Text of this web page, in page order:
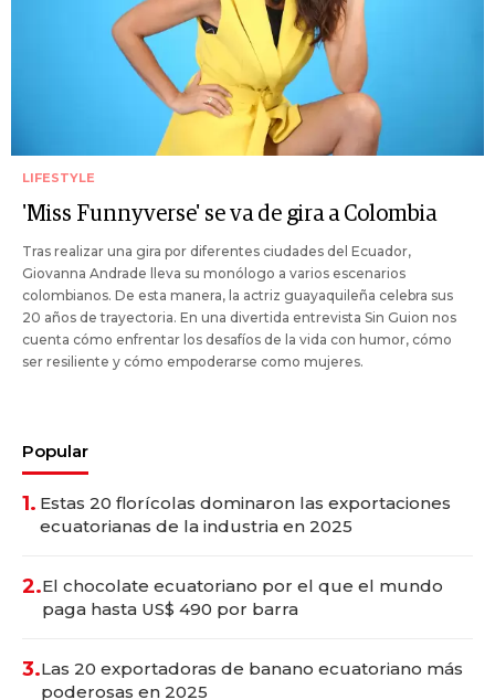
LIFESTYLE
'Miss Funnyverse' se va de gira a Colombia
Tras realizar una gira por diferentes ciudades del Ecuador,
Giovanna Andrade lleva su monólogo a varios escenarios
colombianos. De esta manera, la actriz guayaquileña celebra sus
20 años de trayectoria. En una divertida entrevista Sin Guion nos
cuenta cómo enfrentar los desafíos de la vida con humor, cómo
ser resiliente y cómo empoderarse como mujeres.
Popular
1. Estas 20 florícolas dominaron las exportaciones
ecuatorianas de la industria en 2025
2.El chocolate ecuatoriano por el que el mundo
paga hasta US$ 490 por barra
3.Las 20 exportadoras de banano ecuatoriano más
poderosas en 2025